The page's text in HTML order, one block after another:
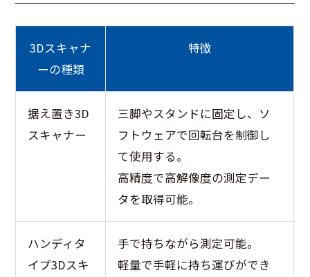
3Dスキャナ
ーの種類
特徴
据え置き3D
スキャナー
三脚やスタンドに固定し、ソ
フトウェアで回転台を制御し
て使用する。
高精度で高解像度の測定デー
タを取得可能。
ハンディタ
イプ3Dスキ
手で持ちながら測定可能。
軽量で手軽に持ち運びができ